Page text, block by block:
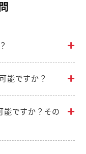
能ですか？
能ですか？その